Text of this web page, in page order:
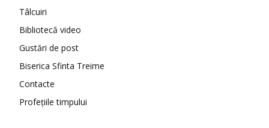
Tâlcuiri
Bibliotecă video
Gustări de post
Biserica Sfinta Treime
Contacte
Profețiile timpului